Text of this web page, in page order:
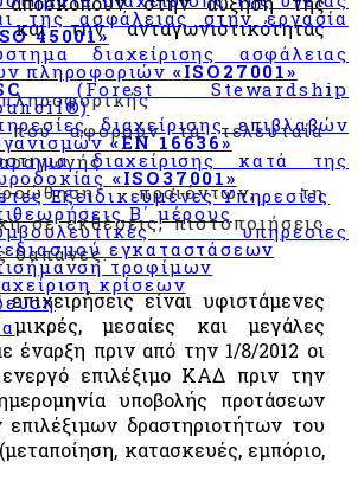
με τον
κανονισμό
«ΕΚ
852/2004»
&
«CODEX
ALIMENTARIUS»
Σύστημα
διαχείρισης
«BRCGS»
Σύστημα
Διαχείρισης
IFS
Σχήμα
πιστοποίησης
εφαρμογής
συστήματος
για την
της ασφάλειας στην εργασία
45001»
διαχείρισης ασφάλειας
πληροφοριών «ISO27001»
(Forest Stewardship
διαχείρισης επιβλαβών
«EN 16636»
διαχείρισης κατά της
«ISO37001»
Εξειδικευμένες Υπηρεσίες
Β΄ μέρους
υπηρεσίες
εγκαταστάσεων
τροφίμων
κρίσεων
και την ανταγωνιστικότητας
που αφορούν τα τελευταία
προϊόντων, τη
σε εκθέσεις, πιστοποιήσεις
δαπάνες.
επιχειρήσεις είναι υφιστάμενες
μεσαίες και μεγάλες
έναρξη πριν από την 1/8/2012 οι
επιλέξιμο ΚΑΔ πριν την
υποβολής προτάσεων
δραστηριοτήτων του
κατασκευές, εμπόριο,